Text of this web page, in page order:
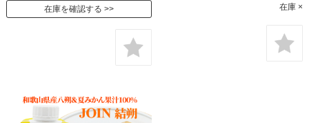
在庫を確認する 在庫 ×